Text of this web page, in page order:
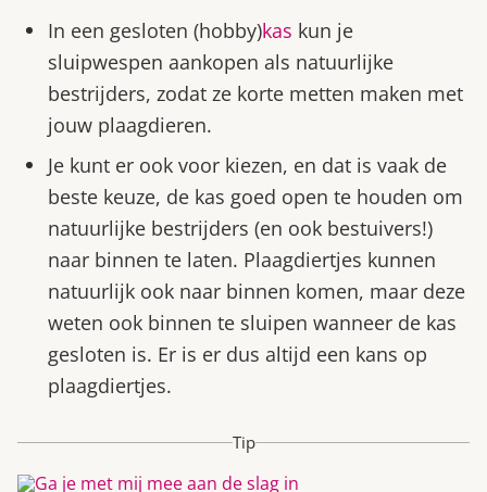
In een gesloten (hobby)kas kun je
sluipwespen aankopen als natuurlijke
bestrijders, zodat ze korte metten maken met
jouw plaagdieren.
Je kunt er ook voor kiezen, en dat is vaak de
beste keuze, de kas goed open te houden om
natuurlijke bestrijders (en ook bestuivers!)
naar binnen te laten. Plaagdiertjes kunnen
natuurlijk ook naar binnen komen, maar deze
weten ook binnen te sluipen wanneer de kas
gesloten is. Er is er dus altijd een kans op
plaagdiertjes.
Tip